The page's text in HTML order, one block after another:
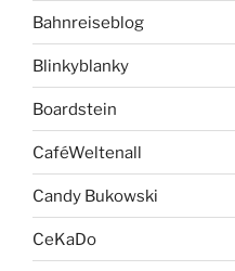
Bahnreiseblog
Blinkyblanky
Boardstein
CaféWeltenall
Candy Bukowski
CeKaDo